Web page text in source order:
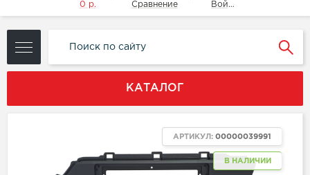
0 р. Сравнение Войти
КАТАЛОГ
В НАЛИЧИИ
АРТИКУЛ: 00000039991